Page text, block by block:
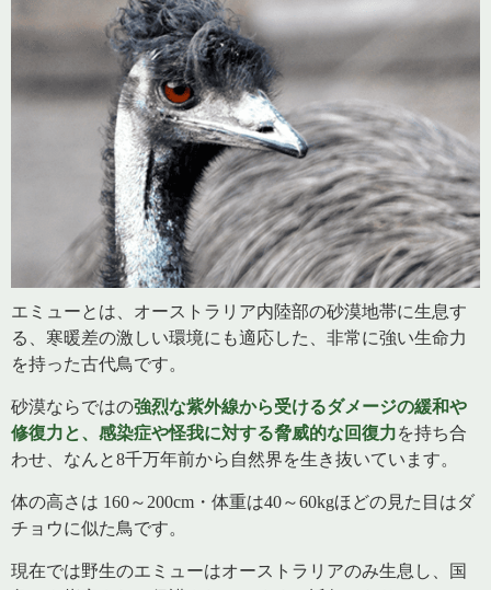
エミューとは、オーストラリア内陸部の砂漠地帯に生息す
る、寒暖差の激しい環境にも適応した、非常に強い生命力
を持った古代鳥です。
砂漠ならではの強烈な紫外線から受けるダメージの緩和や
修復力と、感染症や怪我に対する脅威的な回復力を持ち合
わせ、なんと8千万年前から自然界を生き抜いています。
体の高さは 160～200cm・体重は40～60kgほどの見た目はダ
チョウに似た鳥です。
現在では野生のエミューはオーストラリアのみ生息し、国